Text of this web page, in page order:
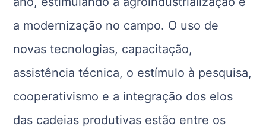
a modernização no campo. O uso de
novas tecnologias, capacitação,
assistência técnica, o estímulo à pesquisa,
cooperativismo e a integração dos elos
das cadeias produtivas estão entre os